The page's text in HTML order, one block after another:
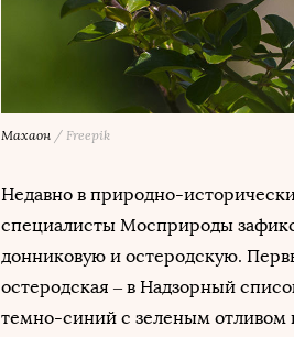
Махаон / Freepik
Недавно в природно-
специалисты Мосприроды
донниковую и остеродскую.
остеродская – в Надзорный
темно-синий с зеленым отливом